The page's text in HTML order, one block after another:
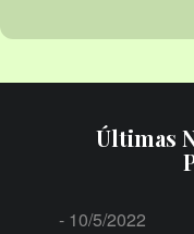
Últimas
- 10/5/2022